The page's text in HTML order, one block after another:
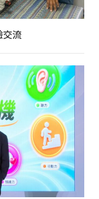
流